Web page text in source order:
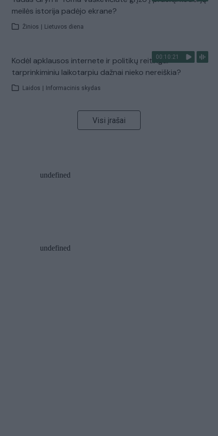
meilės istorija padėjo ekrane?
Žinios Lietuvos diena
00:10:21
Kodėl apklausos internete ir politikų reitingai
tarprinkiminiu laikotarpiu dažnai nieko nereiškia?
Laidos Informacinis skydas
Visi įrašai